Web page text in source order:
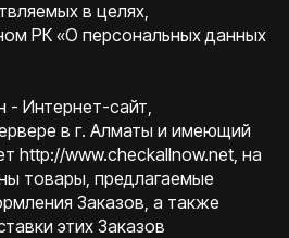
в целях,
РК «О персональных данных
- Интернет-сайт,
в г. Алматы и имеющий
http://www.checkallnow.net, на
товары, предлагаемые
Заказов, а также
этих Заказов